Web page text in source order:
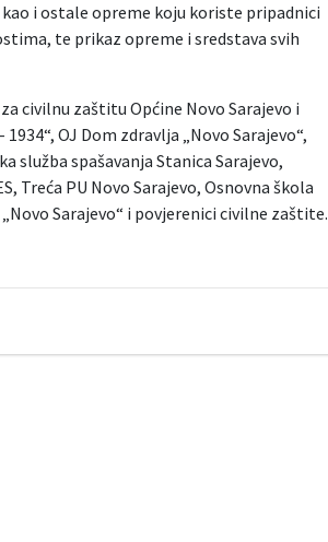
i ostale opreme koju koriste pripadnici
te prikaz opreme i sredstava svih
civilnu zaštitu Općine Novo Sarajevo i
OJ Dom zdravlja „Novo Sarajevo“,
služba spašavanja Stanica Sarajevo,
Treća PU Novo Sarajevo, Osnovna škola
Sarajevo“ i povjerenici civilne zaštite.